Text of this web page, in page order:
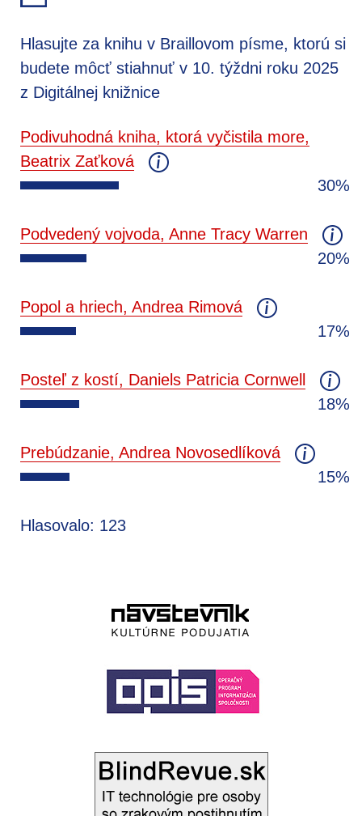
Hlasujte za knihu v Braillovom písme, ktorú si
budete môcť stiahnuť v 10. týždni roku 2025
z Digitálnej knižnice
Podivuhodná kniha, ktorá vyčistila more,
Beatrix Zaťková
30%
Podvedený vojvoda, Anne Tracy Warren
20%
Popol a hriech, Andrea Rimová
17%
Posteľ z kostí, Daniels Patricia Cornwell
18%
Prebúdzanie, Andrea Novosedlíková
15%
Hlasovalo: 123